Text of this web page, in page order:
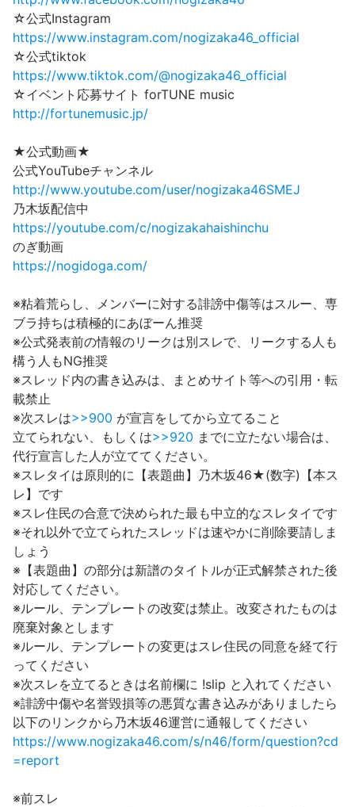
☆公式Instagram
https://www.instagram.com/nogizaka46_official
☆公式tiktok
https://www.tiktok.com/@nogizaka46_official
☆イベント応募サイト forTUNE music
http://fortunemusic.jp/
★公式動画★
公式YouTubeチャンネル
http://www.youtube.com/user/nogizaka46SMEJ
乃木坂配信中
https://youtube.com/c/nogizakahaishinchu
のぎ動画
https://nogidoga.com/
※粘着荒らし、メンバーに対する誹謗中傷等はスルー、専
ブラ持ちは積極的にあぼーん推奨
※公式発表前の情報のリークは別スレで、リークする人も
構う人もNG推奨
※スレッド内の書き込みは、まとめサイト等への引用・転
載禁止
※次スレは>>900 が宣言をしてから立てること
立てられない、もしくは>>920 までに立たない場合は、
代行宣言した人が立ててください。
※スレタイは原則的に【表題曲】乃木坂46★(数字)【本ス
レ】です
※スレ住民の合意で決められた最も中立的なスレタイです
※それ以外で立てられたスレッドは速やかに削除要請しま
しょう
※【表題曲】の部分は新譜のタイトルが正式解禁された後
対応してください。
※ルール、テンプレートの改変は禁止。改変されたものは
廃棄対象とします
※ルール、テンプレートの変更はスレ住民の同意を経て行
ってください
※次スレを立てるときは名前欄に !slip と入れてください
※誹謗中傷や名誉毀損等の悪質な書き込みがありましたら
以下のリンクから乃木坂46運営に通報してください
https://www.nogizaka46.com/s/n46/form/question?cd
=report
※前スレ